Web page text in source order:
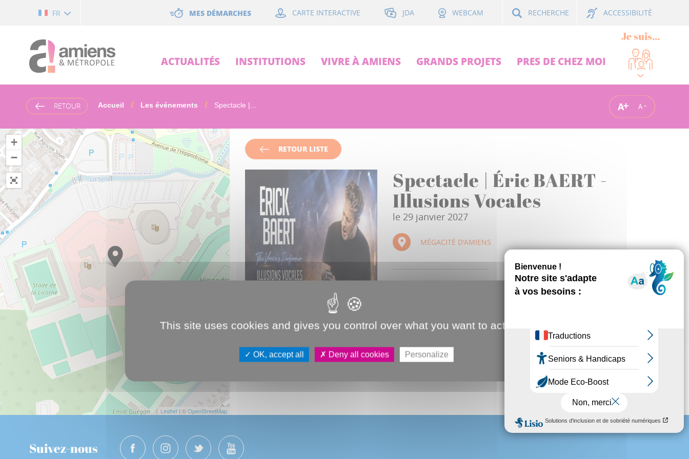
FR MES DÉMARCHES CARTE INTERACTIVE JDA WEBCAM RECHERCHE ACCESSIBILITÉ
ACTUALITÉS INSTITUTIONS VIVRE À AMIENS GRANDS PROJETS PRES DE CHEZ MOI
Je suis...
RETOUR Accueil Les événements Spectacle |... A A
+
−
Leaflet| ©OpenStreetMap
RETOUR LISTE
Spectacle | Éric BAERT -
Illusions Vocales
le 29 janvier 2027
MÉGACITÉ D'AMIENS
Pour plus d'informations : https://www.comedie-amiens.fr/event-
Suivez-nous
This site uses cookies and gives you control over what you want to activate
OK, accept all Deny all cookies Personalize